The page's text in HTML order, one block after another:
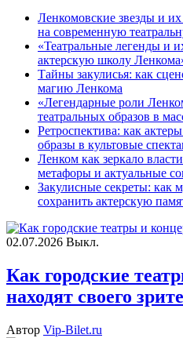
Ленкомовские звезды и
на современную
«Театральные легенды и
актерскую школу
Тайны закулисья: как
магию Ленкома
«Легендарные роли
театральных образов в
Ретроспектива: как
образы в культовые
Ленком как зеркало
метафоры и актуальные
Закулисные секреты: как
сохранить актерскую
02.07.2026 Выкл.
Как городские
находят своего
Автор Vip-Bilet.ru